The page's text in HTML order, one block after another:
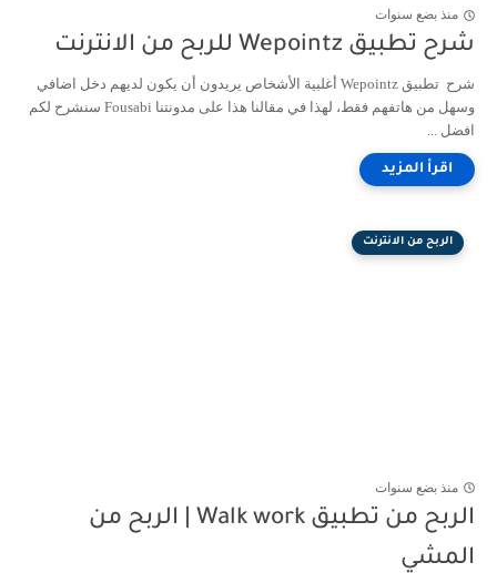
منذ بضع سنوات
شرح تطبيق Wepointz للربح من الانترنت
شرح تطبيق Wepointz أغلبية الأشخاص يريدون أن يكون لديهم دخل اضافي
وسهل من هاتفهم فقط، لهذا في مقالنا هذا على مدونتنا Fousabi سنشرح لكم
افضل ...
الربح من الانترنت
منذ بضع سنوات
الربح من تطبيق Walk work | الربح من
المشي